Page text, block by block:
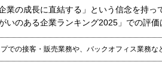
業の成長に直結する」という信念を持っ
のある企業ランキング2025」での評価
での接客・販売業務や、バックオフィス業務な